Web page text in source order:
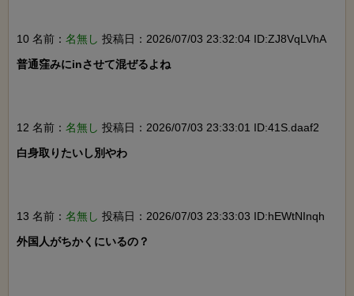
10 名前： 名無し 投稿日：2026/07/03 23:32:04 ID:ZJ8VqLVhA
普通窪みにinさせて混ぜるよね
12 名前： 名無し 投稿日：2026/07/03 23:33:01 ID:41S.daaf2
白身取りたいし別やわ
13 名前： 名無し 投稿日：2026/07/03 23:33:03 ID:hEWtNInqh
外国人がちかくにいるの？